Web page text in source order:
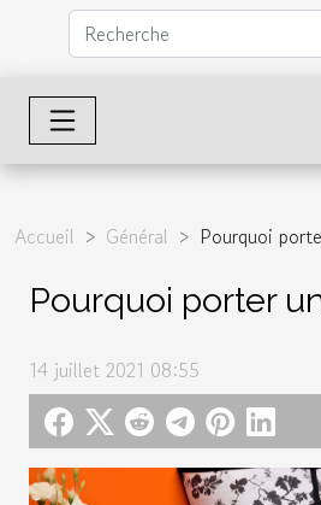
Accueil Général Pourquoi
Pourquoi porter
14 juillet 2021 08:55